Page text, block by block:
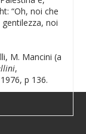
“Oh, noi che
noi
M. Mancini (a
,
p 136.